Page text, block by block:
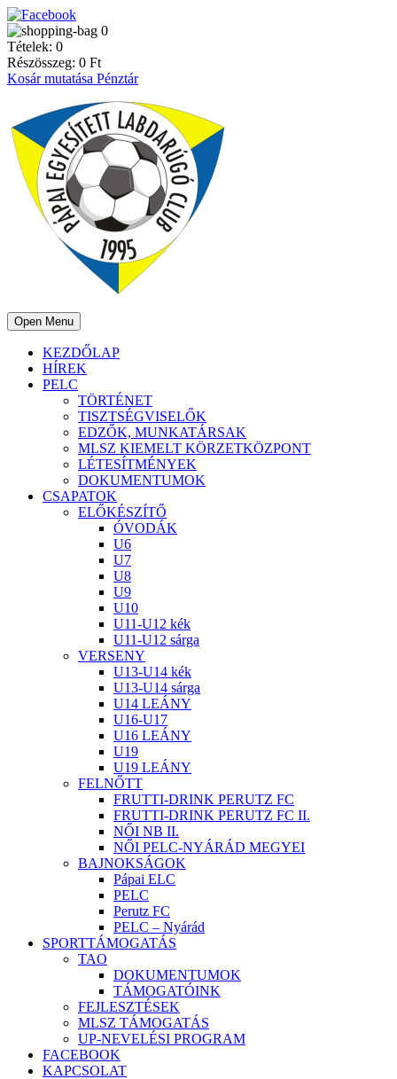
0
Tételek: 0
Részösszeg: 0 Ft
Kosár mutatása Pénztár
Open Menu
KEZDŐLAP
HÍREK
PELC
TÖRTÉNET
TISZTSÉGVISELŐK
EDZŐK, MUNKATÁRSAK
MLSZ KIEMELT KÖRZETKÖZPONT
LÉTESÍTMÉNYEK
DOKUMENTUMOK
CSAPATOK
ELŐKÉSZÍTŐ
ÓVODÁK
U6
U7
U8
U9
U10
U11-U12 kék
U11-U12 sárga
VERSENY
U13-U14 kék
U13-U14 sárga
U14 LEÁNY
U16-U17
U16 LEÁNY
U19
U19 LEÁNY
FELNŐTT
FRUTTI-DRINK PERUTZ FC
FRUTTI-DRINK PERUTZ FC II.
NŐI NB II.
NŐI PELC-NYÁRÁD MEGYEI
BAJNOKSÁGOK
Pápai ELC
PELC
Perutz FC
PELC – Nyárád
SPORTTÁMOGATÁS
TAO
DOKUMENTUMOK
TÁMOGATÓINK
FEJLESZTÉSEK
MLSZ TÁMOGATÁS
UP-NEVELÉSI PROGRAM
FACEBOOK
KAPCSOLAT